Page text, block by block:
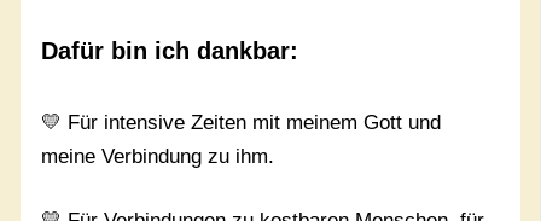
Dafür bin ich dankbar:
💛 Für intensive Zeiten mit meinem Gott und
meine Verbindung zu ihm.